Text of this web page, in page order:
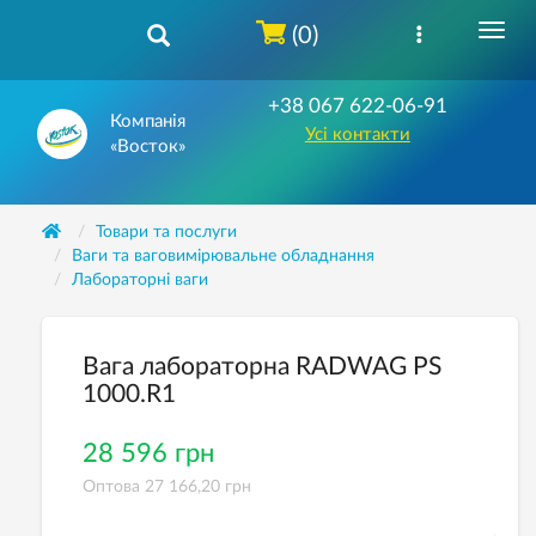
Компанія
«Восток»
+38 067 622-06-91
Усі контакти
(0)
Товари та послуги
Ваги та ваговимірювальне обладнання
Лабораторні ваги
Вага лабораторна RADWAG PS
1000.R1
28 596 грн
Оптова 27 166,20 грн